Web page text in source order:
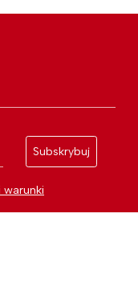
Subskrybuj
warunki